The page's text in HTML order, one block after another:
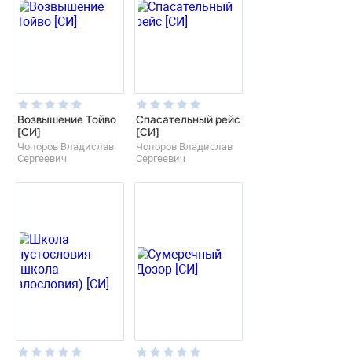
Возвышение Тойво
[СИ]
Чопоров Владислав
Сергеевич
Спасательный рейс
[СИ]
Чопоров Владислав
Сергеевич